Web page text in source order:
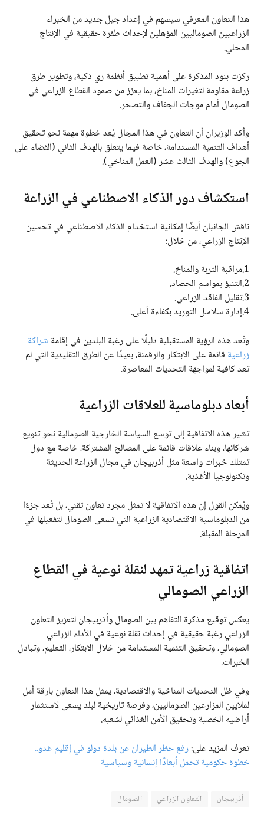
هذا التعاون المعرفي سيسهم في إعداد جيل جديد من الخبراء
الزراعيين الصوماليين المؤهلين لإحداث طفرة حقيقية في الإنتاج
المحلي.
ركزت بنود المذكرة على أهمية تطبيق أنظمة ري ذكية، وتطوير طرق
زراعة مقاومة لتغيرات المناخ، بما يعزز من صمود القطاع الزراعي في
الصومال أمام موجات الجفاف والتصحر.
وأكد الوزيران أن التعاون في هذا المجال يُعد خطوة مهمة نحو تحقيق
أهداف التنمية المستدامة، خاصة فيما يتعلق بالهدف الثاني (القضاء على
الجوع) والهدف الثالث عشر (العمل المناخي).
استكشاف دور الذكاء الاصطناعي في الزراعة
ناقش الجانبان أيضًا إمكانية استخدام الذكاء الاصطناعي في تحسين
الإنتاج الزراعي، من خلال:
1.مراقبة التربة والمناخ.
2.التنبؤ بمواسم الحصاد.
3.تقليل الفاقد الزراعي.
4.إدارة سلاسل التوريد بكفاءة أعلى.
وتُعد هذه الرؤية المستقبلية دليلًا على رغبة البلدين في إقامة شراكة
زراعية قائمة على الابتكار والرقمنة، بعيدًا عن الطرق التقليدية التي لم
تعد كافية لمواجهة التحديات المعاصرة.
أبعاد دبلوماسية للعلاقات الزراعية
تشير هذه الاتفاقية إلى توسع السياسة الخارجية الصومالية نحو تنويع
شركائها، وبناء علاقات قائمة على المصالح المشتركة، خاصة مع دول
تمتلك خبرات واسعة مثل أذربيجان في مجال الزراعة الحديثة
وتكنولوجيا الأغذية.
ويُمكن القول إن هذه الاتفاقية لا تمثل مجرد تعاون تقني، بل تُعد جزءًا
من الدبلوماسية الاقتصادية الزراعية التي تسعى الصومال لتفعيلها في
المرحلة المقبلة.
اتفاقية زراعية تمهد لنقلة نوعية في القطاع
الزراعي الصومالي
يعكس توقيع مذكرة التفاهم بين الصومال وأذربيجان لتعزيز التعاون
الزراعي رغبة حقيقية في إحداث نقلة نوعية في الأداء الزراعي
الصومالي، وتحقيق التنمية المستدامة من خلال الابتكار، التعليم، وتبادل
الخبرات.
وفي ظل التحديات المناخية والاقتصادية، يمثل هذا التعاون بارقة أمل
لملايين المزارعين الصوماليين، وفرصة تاريخية لبلد يسعى لاستثمار
أراضيه الخصبة وتحقيق الأمن الغذائي لشعبه.
تعرف المزيد على:رفع حظر الطيران عن بلدة دولو في إقليم غدو..
خطوة حكومية تحمل أبعادًا إنسانية وسياسية
أذربيجان التعاون الزراعي الصومال